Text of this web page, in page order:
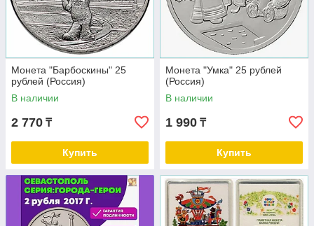
Монета "Барбоскины" 25
рублей (Россия)
В наличии
2 770 ₸
Купить
Монета "Умка" 25 рублей
(Россия)
В наличии
1 990 ₸
Купить